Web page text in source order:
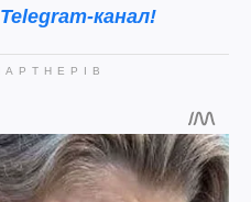
Telegram-канал!